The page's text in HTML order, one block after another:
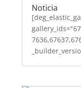
Noticia